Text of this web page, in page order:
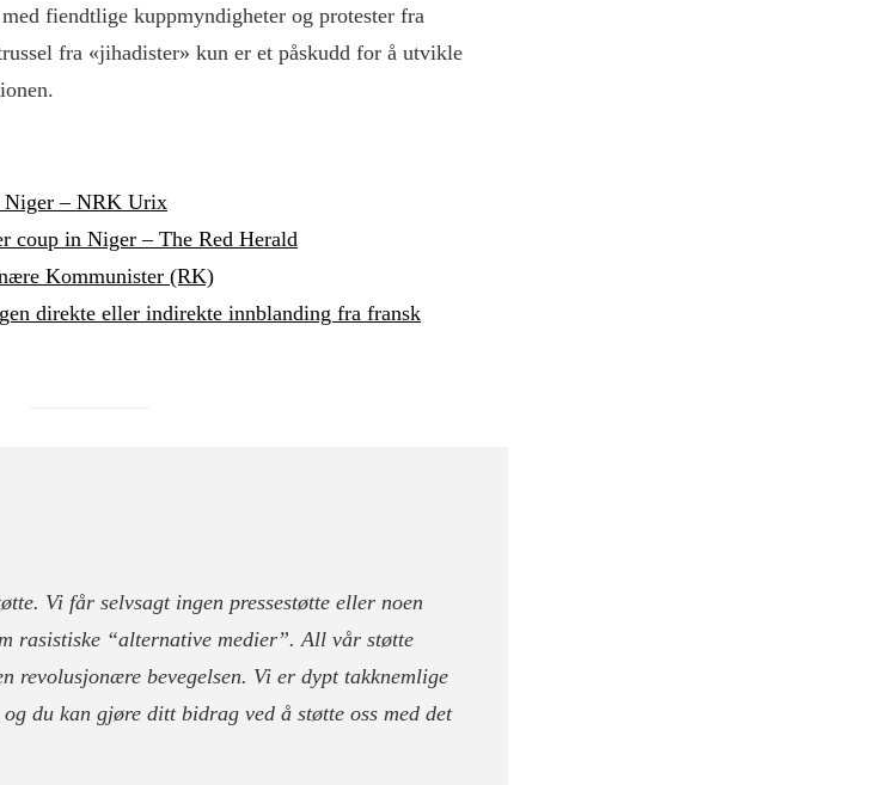
fiendtlige kuppmyndigheter og protester fra
fra «jihadister» kun er et påskudd for å utvikle
Niger – NRK Urix
coup in Niger – The Red Herald
Kommunister (RK)
direkte eller indirekte innblanding fra fransk
Vi får selvsagt ingen pressestøtte eller noen
rasistiske “alternative medier”. All vår støtte
revolusjonære bevegelsen. Vi er dypt takknemlige
du kan gjøre ditt bidrag ved å støtte oss med det